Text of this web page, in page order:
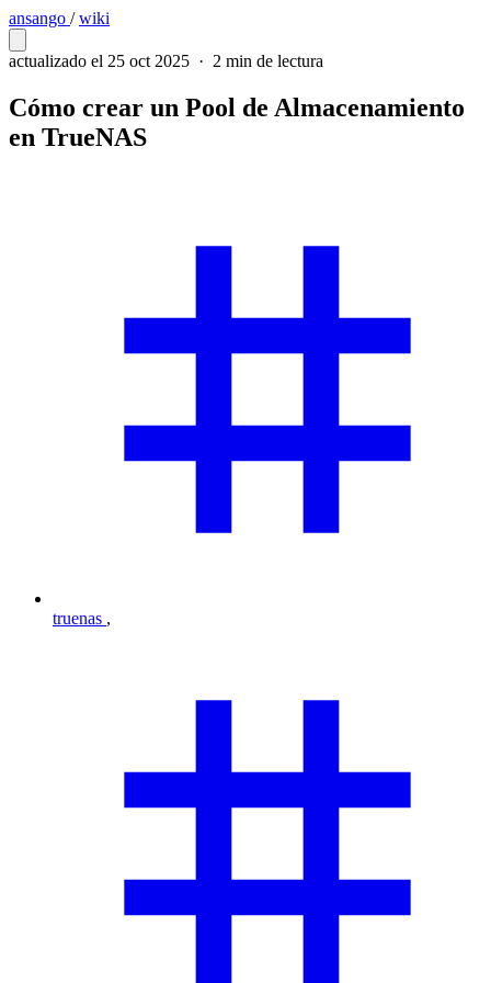
ansango /wiki
actualizado el 25 oct 2025 · 2 min de lectura
Cómo crear un Pool de Almacenamiento
en TrueNAS
truenas ,